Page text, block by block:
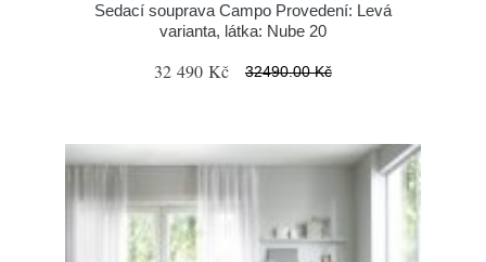
Sedací souprava Campo Provedení: Levá
varianta, látka: Nube 20
32 490 Kč 32490.00 Kč